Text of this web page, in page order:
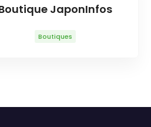
JaponInfos
Boutiques